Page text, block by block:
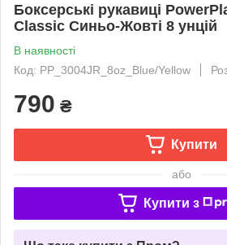
Боксерські рукавиці
Classic Синьо-Жовті 8 унцій
В наявності
Код: PP_3004JR_8oz_Blue/Yellow
790 ₴
Купити
або
Купити з